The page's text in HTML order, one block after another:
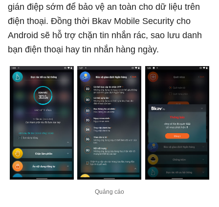
gián điệp sớm để bảo vệ an toàn cho dữ liệu trên
điện thoại. Đồng thời Bkav Mobile Security cho
Android sẽ hỗ trợ chặn tin nhắn rác, sao lưu danh
bạn điện thoại hay tin nhắn hàng ngày.